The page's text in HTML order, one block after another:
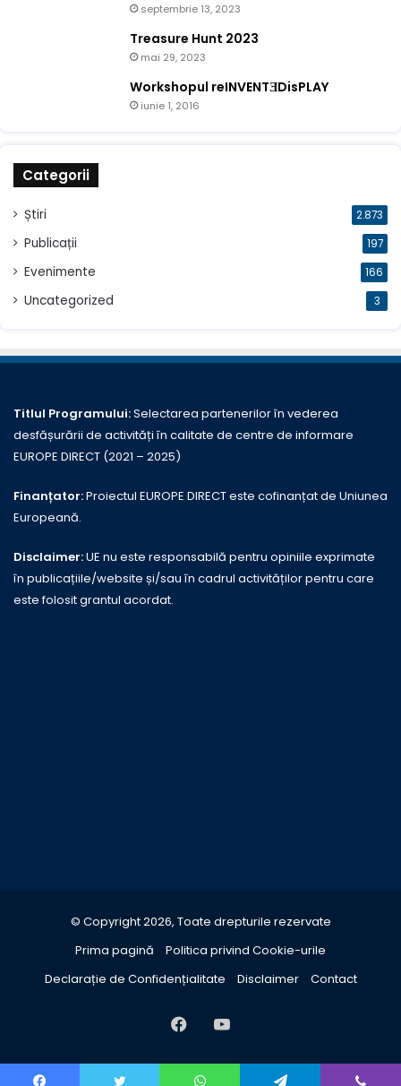
septembrie 13, 2023
Treasure Hunt 2023
mai 29, 2023
Workshopul reINVENTƎDisPLAY
iunie 1, 2016
Categorii
Știri 2.873
Publicații 197
Evenimente 166
Uncategorized 3
Titlul Programului:Selectarea partenerilor în vederea
desfășurării de activități în calitate de centre de informare
EUROPE DIRECT (2021 – 2025)
Finanțator:Proiectul EUROPE DIRECT este cofinanțat de Uniunea
Europeană.
Disclaimer:UE nu este responsabilă pentru opiniile exprimate
în publicațiile/website și/sau în cadrul activităților pentru care
este folosit grantul acordat.
© Copyright 2026, Toate drepturile rezervate
Prima pagină
Politica privind Cookie-urile
Declarație de Confidențialitate
Disclaimer Contact
FacebookYouTube